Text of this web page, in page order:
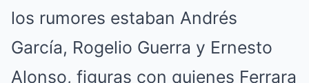
los rumores estaban Andrés
García, Rogelio Guerra y Ernesto
Alonso, figuras con quienes Ferrara